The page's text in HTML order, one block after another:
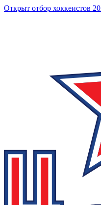
Открыт отбор хоккеистов